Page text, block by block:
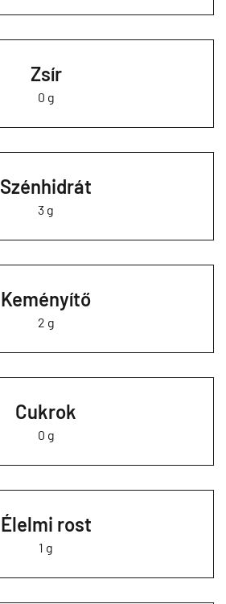
Zsír
0 g
Szénhidrát
3 g
Keményítő
2 g
Cukrok
0 g
Élelmi rost
1 g